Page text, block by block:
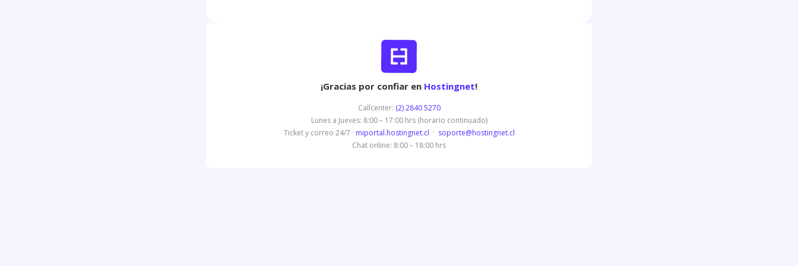
¡Gracias por confiar en Hostingnet!
Callcenter: (2) 2840 5270
Lunes a Jueves: 8:00 – 17:00 hrs (horario continuado)
Ticket y correo 24/7 · miportal.hostingnet.cl · soporte@hostingnet.cl
Chat online: 8:00 – 18:00 hrs